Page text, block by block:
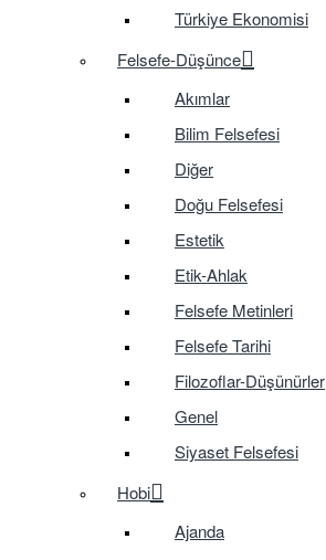
Türkiye Ekonomisi
Felsefe-Düşünce
Akımlar
Bilim Felsefesi
Diğer
Doğu Felsefesi
Estetik
Etik-Ahlak
Felsefe Metinleri
Felsefe Tarihi
Filozoflar-Düşünürler
Genel
Siyaset Felsefesi
Hobi
Ajanda